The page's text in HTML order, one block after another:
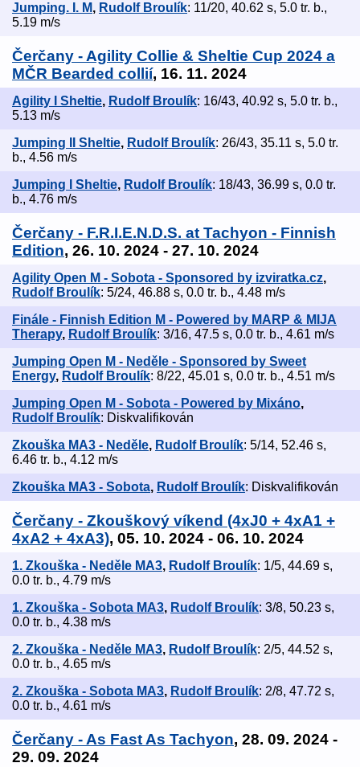
Jumping. I. M, Rudolf Broulík: 11/20, 40.62 s, 5.0 tr. b.,
5.19 m/s
Čerčany - Agility Collie & Sheltie Cup 2024 a
MČR Bearded collií, 16. 11. 2024
Agility I Sheltie, Rudolf Broulík: 16/43, 40.92 s, 5.0 tr. b.,
5.13 m/s
Jumping II Sheltie, Rudolf Broulík: 26/43, 35.11 s, 5.0 tr.
b., 4.56 m/s
Jumping I Sheltie, Rudolf Broulík: 18/43, 36.99 s, 0.0 tr.
b., 4.76 m/s
Čerčany - F.R.I.E.N.D.S. at Tachyon - Finnish
Edition, 26. 10. 2024 - 27. 10. 2024
Agility Open M - Sobota - Sponsored by izviratka.cz,
Rudolf Broulík: 5/24, 46.88 s, 0.0 tr. b., 4.48 m/s
Finále - Finnish Edition M - Powered by MARP & MIJA
Therapy, Rudolf Broulík: 3/16, 47.5 s, 0.0 tr. b., 4.61 m/s
Jumping Open M - Neděle - Sponsored by Sweet
Energy, Rudolf Broulík: 8/22, 45.01 s, 0.0 tr. b., 4.51 m/s
Jumping Open M - Sobota - Powered by Mixáno,
Rudolf Broulík: Diskvalifikován
Zkouška MA3 - Neděle, Rudolf Broulík: 5/14, 52.46 s,
6.46 tr. b., 4.12 m/s
Zkouška MA3 - Sobota, Rudolf Broulík: Diskvalifikován
Čerčany - Zkouškový víkend (4xJ0 + 4xA1 +
4xA2 + 4xA3), 05. 10. 2024 - 06. 10. 2024
1. Zkouška - Neděle MA3, Rudolf Broulík: 1/5, 44.69 s,
0.0 tr. b., 4.79 m/s
1. Zkouška - Sobota MA3, Rudolf Broulík: 3/8, 50.23 s,
0.0 tr. b., 4.38 m/s
2. Zkouška - Neděle MA3, Rudolf Broulík: 2/5, 44.52 s,
0.0 tr. b., 4.65 m/s
2. Zkouška - Sobota MA3, Rudolf Broulík: 2/8, 47.72 s,
0.0 tr. b., 4.61 m/s
Čerčany - As Fast As Tachyon, 28. 09. 2024 -
29. 09. 2024